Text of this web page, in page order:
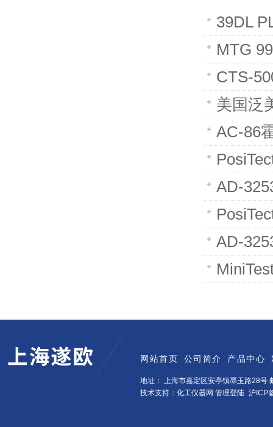
39DL
MTG
CTS-
美国泛
AC-86
AD-
AD-
网站首页 公司简介 产品中心
地址： 上海市嘉定区安亭镇墨玉路28号
技术支持：化工仪器网 管理登陆 沪ICP